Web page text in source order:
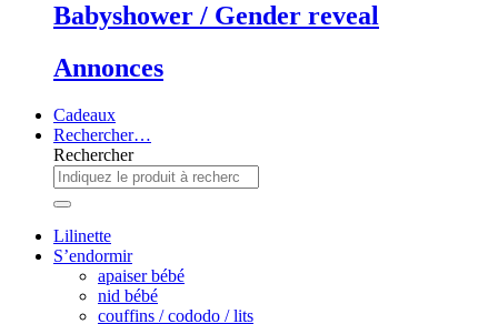
Babyshower / Gender reveal
Annonces
Cadeaux
Rechercher…
Rechercher
Lilinette
S’endormir
apaiser bébé
nid bébé
couffins / cododo / lits